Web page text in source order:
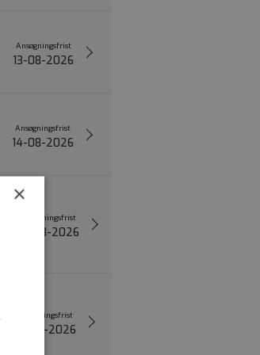
Ansøgningsfrist
13-08-2026
Ansøgningsfrist
14-08-2026
Ansøgningsfrist
14-08-2026
Ansøgningsfrist
14-08-2026
×